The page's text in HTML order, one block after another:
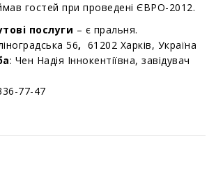
гостей при проведені ЄВРО-2012.
послуги – є пральня.
56, 61202 Харків, Україна
: Чен Надія Іннокентіївна, завідувач
77-47